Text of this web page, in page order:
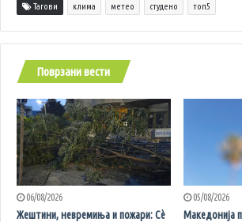
Тагови клима метео студено топ5
Поврзани вести
06/08/2026
Жештини, невремиња и пожари: Сè
05/08/2026
Македонија